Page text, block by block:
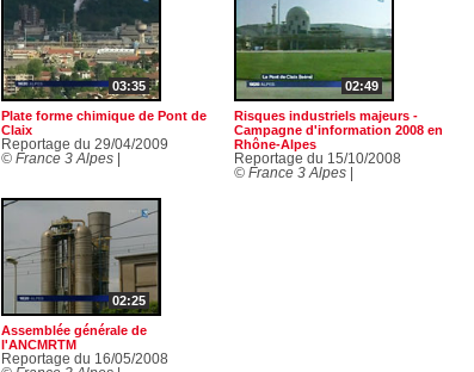
03:35
Plate forme chimique de Pont de
Claix
Reportage du 29/04/2009
© France 3 Alpes|
02:49
Risques industriels majeurs -
Campagne d'information 2008 en
Rhône-Alpes
Reportage du 15/10/2008
© France 3 Alpes|
02:25
Assemblée générale de
l'ANCMRTM
Reportage du 16/05/2008